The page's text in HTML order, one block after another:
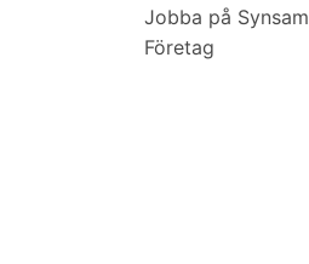
Jobba på Synsam
Företag